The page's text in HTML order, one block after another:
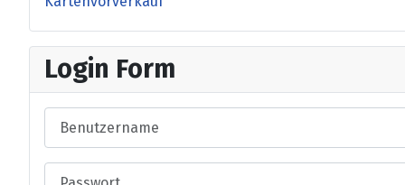
Login Form